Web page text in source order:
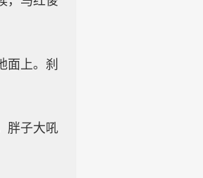
面上。刹
胖子大吼